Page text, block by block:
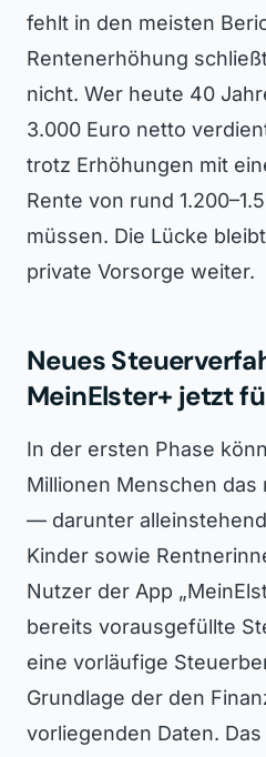
fehlt in den meisten
Rentenerhöhung
nicht. Wer heute 40
3.000 Euro netto
trotz Erhöhungen mit
Rente von rund
müssen. Die Lücke
private Vorsorge weiter.
Neues
MeinElster+ jetzt
In der ersten Phase
Millionen Menschen
— darunter
Kinder sowie
Nutzer der App
bereits vorausgefüllte
eine vorläufige
Grundlage der den
vorliegenden Daten.